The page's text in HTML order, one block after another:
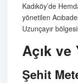
Kadıköy’de
yönetilen
Uzunçayır
Açık
Şehit